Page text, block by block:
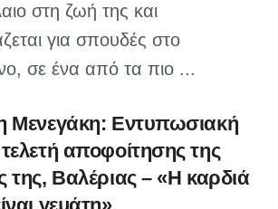
στη ζωή της και
για σπουδές στο
σε ένα από τα πιο ...
Μενεγάκη: Εντυπωσιακή
αποφοίτησης της
της, Βαλέριας – «Η καρδιά